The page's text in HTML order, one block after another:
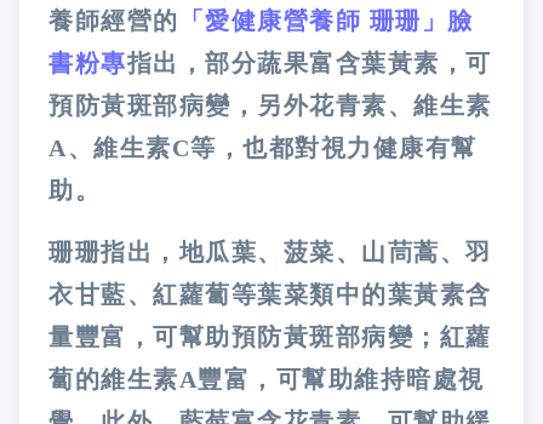
養師經營的
「愛健康營養師 珊珊」臉
書粉專指出，部分蔬果富含葉黃素，可
預防黃斑部病變，另外花青素、維生素
A、維生素C等，也都對視力健康有幫
助。
珊珊指出，地瓜葉、菠菜、山茼蒿、羽
衣甘藍、紅蘿蔔等葉菜類中的葉黃素含
量豐富，可幫助預防黃斑部病變；紅蘿
蔔的維生素A豐富，可幫助維持暗處視